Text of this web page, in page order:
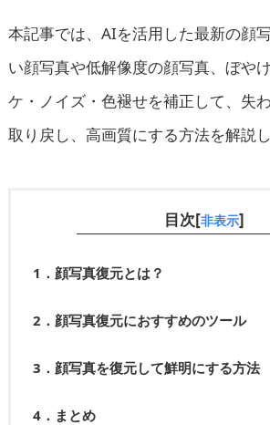
本記事では、AIを活用した最新の顔
い顔写真や低解像度の顔写真、ぼや
ケ・ノイズ・色褪せを補正して、失
取り戻し、高画質にする方法を解説し
目次[非表示]
1．顔写真復元とは？
2．顔写真復元におすすめのツール
3．顔写真を復元して鮮明にする方法
4．まとめ